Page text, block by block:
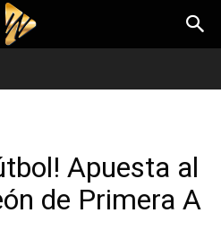
Apuesta al
de Primera A